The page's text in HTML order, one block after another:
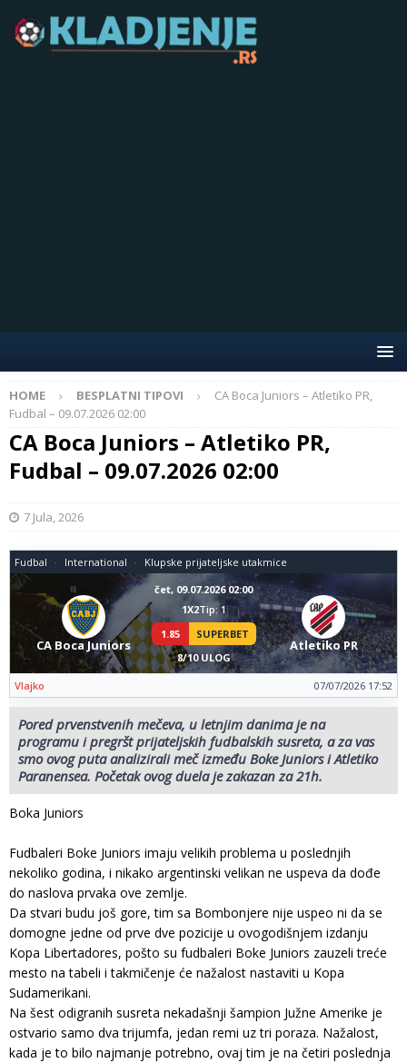
HOME BESPLATNI TIPOVI
CA Boca Juniors – Atletiko PR,
Fudbal – 09.07.2026 02:00
CA Boca Juniors – Atletiko PR,
Fudbal – 09.07.2026 02:00
7 Jula, 2026
Fudbal International Klupske prijateljske utakmice
CA Boca Juniors
čet, 09.07.2026 02:00
1X2Tip: 1
1.85
SUPERBET
8/10 ULOG
Atletiko PR
Vlajko 07/07/2026 17:52
Pored prvenstvenih mečeva, u letnjim danima je na
programu i pregršt prijateljskih fudbalskih susreta, a za vas
smo ovog puta analizirali meč između Boke Juniors i Atletiko
Paranensea. Početak ovog duela je zakazan za 21h.
Boka Juniors
Fudbaleri Boke Juniors imaju velikih problema u poslednjih
nekoliko godina, i nikako argentinski velikan ne uspeva da dođe
do naslova prvaka ove zemlje.
Da stvari budu još gore, tim sa Bombonjere nije uspeo ni da se
domogne jedne od prve dve pozicije u ovogodišnjem izdanju
Kopa Libertadores, pošto su fudbaleri Boke Juniors zauzeli treće
mesto na tabeli i takmičenje će nažalost nastaviti u Kopa
Sudamerikani.
Na šest odigranih susreta nekadašnji šampion Južne Amerike je
ostvario samo dva trijumfa, jedan remi uz tri poraza. Nažalost,
kada je to bilo najmanje potrebno, ovaj tim je na četiri poslednja